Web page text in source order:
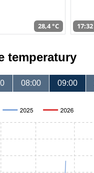
28,4 °C 17:32
temperatury
08:00 09:00